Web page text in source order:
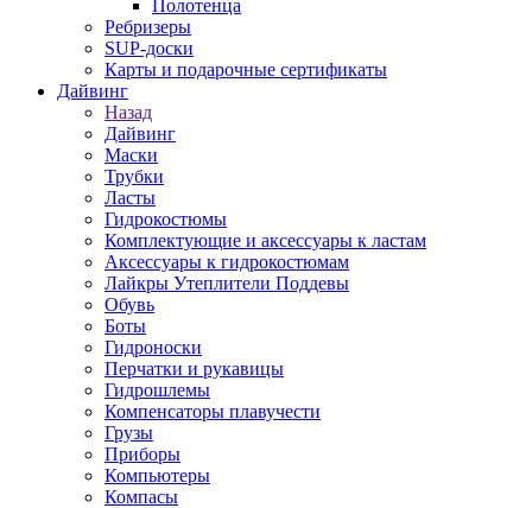
Полотенца
Ребризеры
SUP-доски
Карты и подарочные сертификаты
Дайвинг
Назад
Дайвинг
Маски
Трубки
Ласты
Гидрокостюмы
Комплектующие и аксессуары к ластам
Аксессуары к гидрокостюмам
Лайкры Утеплители Поддевы
Обувь
Боты
Гидроноски
Перчатки и рукавицы
Гидрошлемы
Компенсаторы плавучести
Грузы
Приборы
Компьютеры
Компасы